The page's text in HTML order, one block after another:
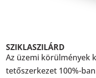
SZIKLASZILÁRD
Az üzemi körülmények
tetőszerkezet 100%-